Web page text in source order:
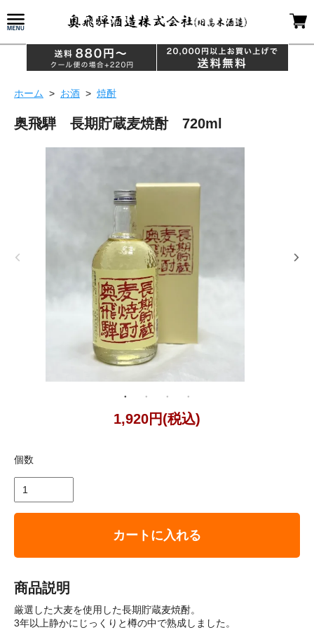
ホーム > お酒 > 焼酎
奥飛騨 長期貯蔵麦焼酎 720ml
1,920円(税込)
個数
カートに入れる
商品説明
厳選した大麦を使用した長期貯蔵麦焼酎。
3年以上静かにじっくりと樽の中で熟成しました。